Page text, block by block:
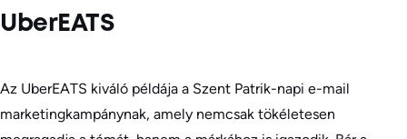
UberEATS
Az UberEATS kiváló példája a Szent Patrik-napi e-mail
marketingkampánynak, amely nemcsak tökéletesen